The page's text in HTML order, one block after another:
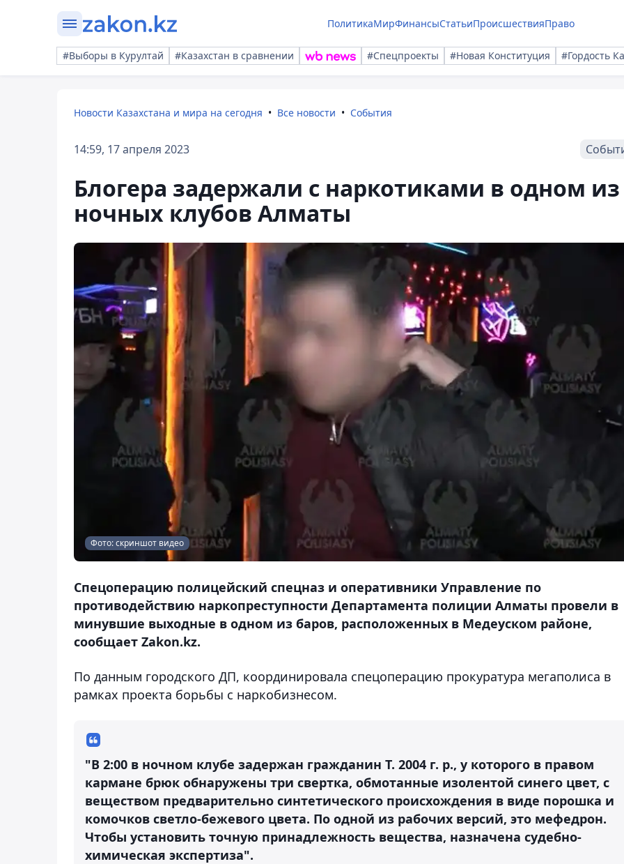
ПолитикаМирФинансыСтатьиПроисшествияПраво
#Выборы в Курултай #Казахстан в сравнении #Спецпроекты #Новая Конституция #Гордость
Новости Казахстана и мира на сегодня Все новости События
14:59, 17 апреля 2023
Блогера задержали с наркотиками в одном из
ночных клубов Алматы
Фото: скриншот видео
Спецоперацию полицейский спецназ и оперативники Управление по
противодействию наркопреступности Департамента полиции Алматы провели в
минувшие выходные в одном из баров, расположенных в Медеуском районе,
сообщает Zakon.kz.
По данным городского ДП, координировала спецоперацию прокуратура мегаполиса в
рамках проекта борьбы с наркобизнесом.
"В 2:00 в ночном клубе задержан гражданин Т. 2004 г. р., у которого в правом
кармане брюк обнаружены три свертка, обмотанные изолентой синего цвет, с
веществом предварительно синтетического происхождения в виде порошка и
комочков светло-бежевого цвета. По одной из рабочих версий, это мефедрон.
Чтобы установить точную принадлежность вещества, назначена судебно-
химическая экспертиза".